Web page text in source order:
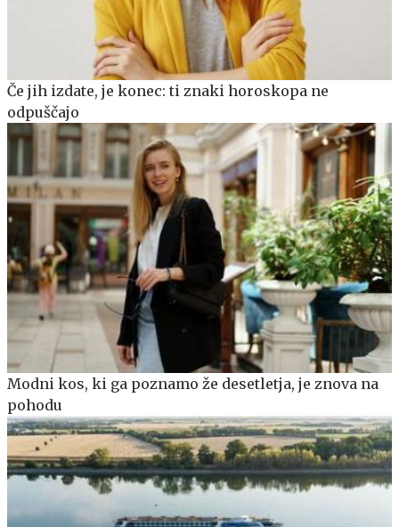
Če jih izdate, je konec: ti znaki horoskopa ne
odpuščajo
Modni kos, ki ga poznamo že desetletja, je znova na
pohodu